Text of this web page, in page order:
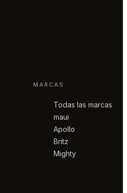
MARCAS
Todas las marcas
maui
Apollo
Britz
Mighty